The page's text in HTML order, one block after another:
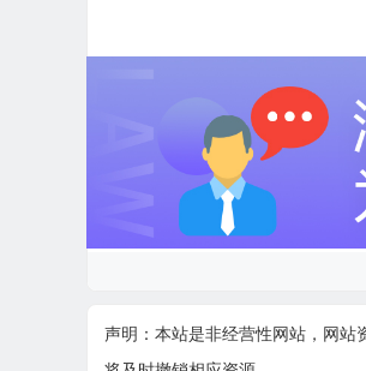
声明：本站是非经营性网站，网站